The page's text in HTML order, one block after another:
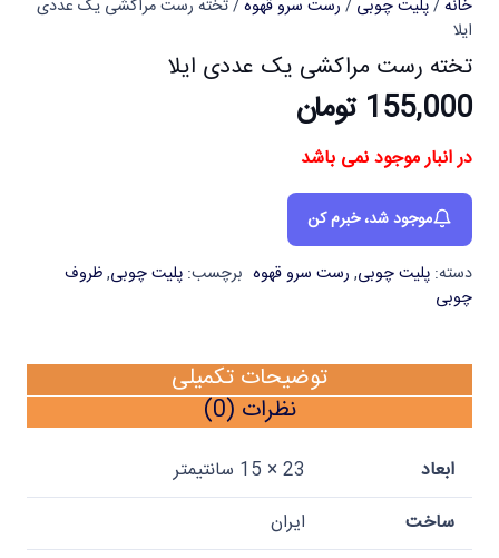
خانه/پلیت چوبی / رست سرو قهوه/ تخته رست مراکشی یک عددی
ایلا
تخته رست مراکشی یک عددی ایلا
155,000 تومان
در انبار موجود نمی باشد
موجود شد، خبرم کن
دسته: پلیت چوبی, رست سرو قهوه برچسب: پلیت چوبی,ظروف
چوبی
توضیحات تکمیلی
نظرات (0)
ابعاد
23 × 15 سانتیمتر
ساخت
ایران